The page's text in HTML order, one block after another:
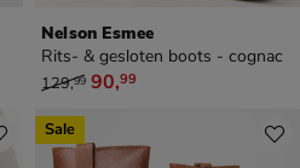
Nelson Esmee
Rits- & gesloten boots - cognac
van € 129,99 voor € 90,99
129,99 90,99
Sale